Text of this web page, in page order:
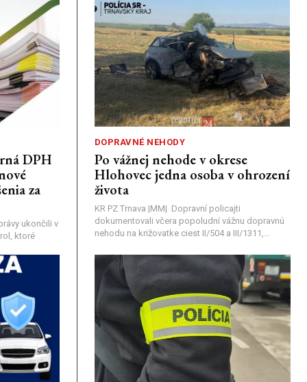
DPH
za
ukončili v
ktoré
DOPRAVNÉ NEHODY
Po vážnej nehode v okrese
Hlohovec jedna osoba v ohrození
života
KR PZ Trnava |MM| Dopravní policajti
dokumentovali včera popoludní vážnu dopravnú
nehodu na križovatke ciest II/504 a III/1311,...